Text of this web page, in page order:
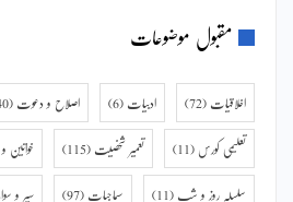
مقبول موضوعات
اخلاقیات (72) ادبیات (6) اصلاح و دعوت (40)
تعلیمی کورس (11) تعمیر شخصیت (115) خواتین
سلسلہ روز و شب (11) سماجیات (97) سیر و